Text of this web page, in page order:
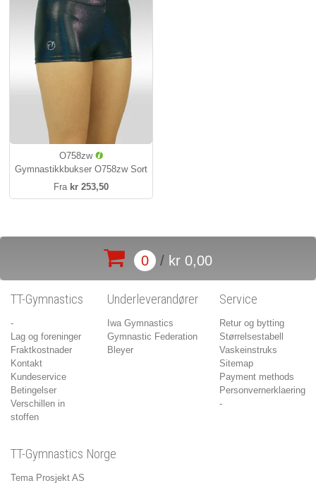
O758zw
Gymnastikkbukser O758zw Sort
Frakr 253,50
0 / kr 0,00
TT-Gymnastics
-
Lag og foreninger
Fraktkostnader
Kontakt
Kundeservice
Betingelser
Verschillen in
stoffen
Underleverandører
Iwa Gymnastics
Gymnastic Federation
Bleyer
Service
Retur og bytting
Størrelsestabell
Vaskeinstruks
Sitemap
Payment methods
Personvernerklaering
-
TT-Gymnastics Norge
Tema Prosjekt AS